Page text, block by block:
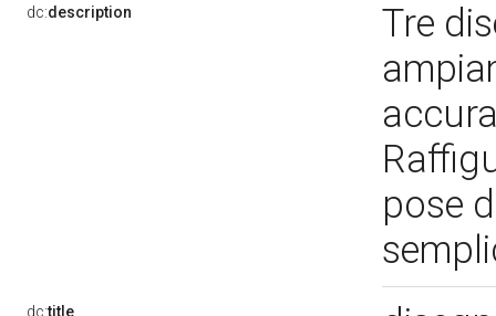
dc:description
Tre
pose
dc:title